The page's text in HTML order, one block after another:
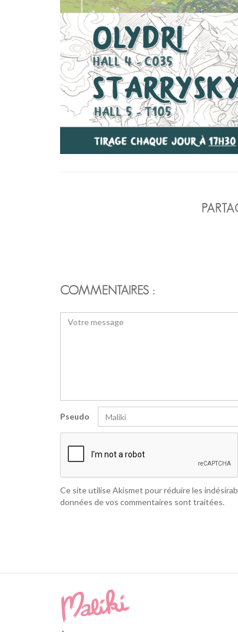
COMMENTAIRES :
Pseudo
Ce site utilise Akismet pour réduire les
données de vos commentaires sont traitées.